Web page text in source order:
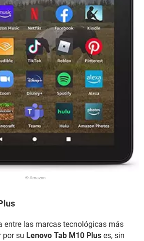
© Amazon
entre las marcas tecnológicas más
por su Lenovo Tab M10 Plus es, sin